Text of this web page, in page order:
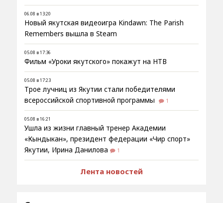
06.08 в 13:20
Новый якутская видеоигра Kindawn: The Parish
Remembers вышла в Steam
05.08 в 17:36
Фильм «Уроки якутского» покажут на НТВ
05.08 в 17:23
Трое лучниц из Якутии стали победителями
всероссийской спортивной программы
1
05.08 в 16:21
Ушла из жизни главный тренер Академии
«Кындыкан», президент федерации «Чир спорт»
Якутии, Ирина Данилова
1
Лента новостей